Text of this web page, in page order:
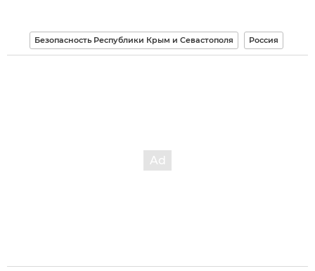
Безопасность Республики Крым и Севастополя Россия